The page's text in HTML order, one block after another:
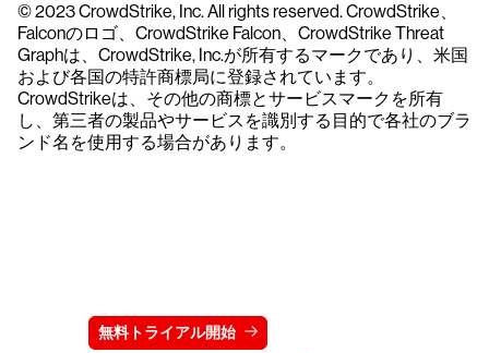
© 2023 CrowdStrike, Inc. All rights reserved. CrowdStrike、
Falconのロゴ、CrowdStrike Falcon、CrowdStrike Threat
Graphは、CrowdStrike, Inc.が所有するマークであり、米国
および各国の特許商標局に登録されています。
CrowdStrikeは、その他の商標とサービスマークを所有
し、第三者の製品やサービスを識別する目的で各社のブラ
ンド名を使用する場合があります。
無料トライアル開始